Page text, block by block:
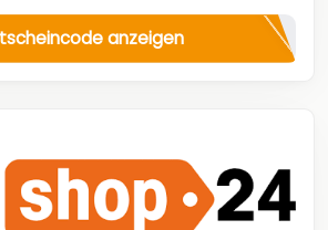
anzeigen